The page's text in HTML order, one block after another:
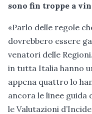
sono fin troppe a
«Parlo delle regole
dovrebbero essere
venatori delle
in tutta Italia hanno
appena quattro lo
ancora le linee guida
le Valutazioni